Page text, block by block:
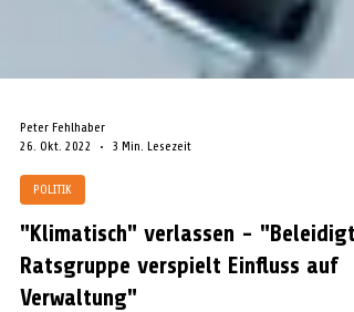
Peter Fehlhaber
26. Okt. 2022
"Klimatisch" verlassen - "Beleidigte